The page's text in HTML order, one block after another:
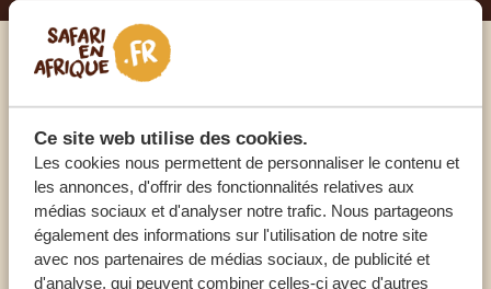
Ce site web utilise des cookies.
Les cookies nous permettent de personnaliser le contenu et
les annonces, d'offrir des fonctionnalités relatives aux
médias sociaux et d'analyser notre trafic. Nous partageons
également des informations sur l'utilisation de notre site
avec nos partenaires de médias sociaux, de publicité et
d'analyse, qui peuvent combiner celles-ci avec d'autres
Appelez un expert
NOS SPÉCIALISTES SONT LÀ POUR VOUS
FR:+33 2 57 88 00 88